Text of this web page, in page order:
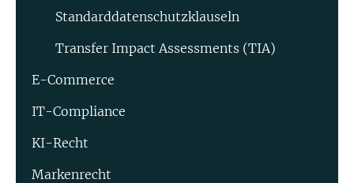
Standard­datenschutz­klauseln
Transfer Impact Assessments (TIA)
E-Commerce
IT-Compliance
KI-Recht
Markenrecht